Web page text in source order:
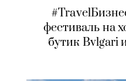
фестиваль на
бутик Bvlgari